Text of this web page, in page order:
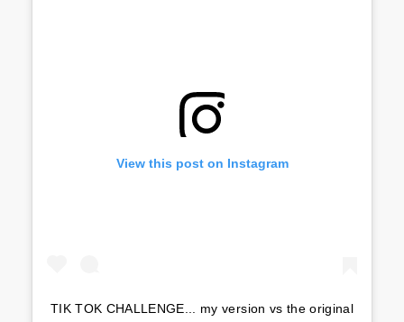
View this post on Instagram
TIK TOK CHALLENGE... my version vs the original